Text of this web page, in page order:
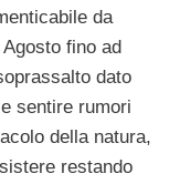
da
fino ad
dato
sentire rumori
della natura,
restando